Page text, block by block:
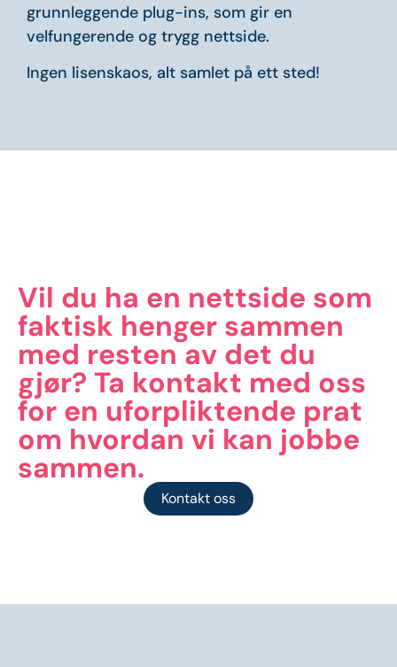
grunnleggende plug-ins, som gir en
velfungerende og trygg nettside.
Ingen lisenskaos, alt samlet på ett sted!
Vil du ha en nettside som
faktisk henger sammen
med resten av det du
gjør?​ Ta kontakt med oss
for en uforpliktende prat
om hvordan vi kan jobbe
sammen.
Kontakt oss